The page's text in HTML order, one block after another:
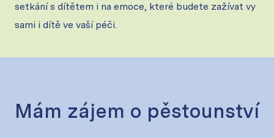
setkání s dítětem i na emoce, které budete zažívat vy
sami i dítě ve vaší péči.
Mám zájem o pěstounství